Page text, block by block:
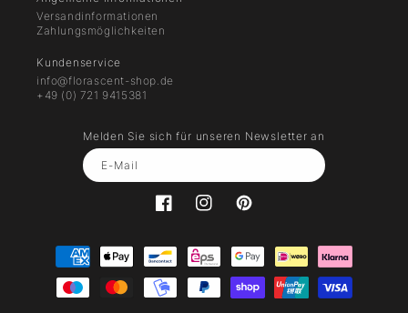
Versandinformationen
Zahlungsmöglichkeiten
Kundenservice
info@florascent-shop.de
+49 (0) 721 9415381
Melden Sie sich für unseren Newsletter an
E-Mail
Facebookflorascent.parfumeuers
Pinterest
Zahlungsmethoden